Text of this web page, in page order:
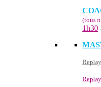
(tous
1h30